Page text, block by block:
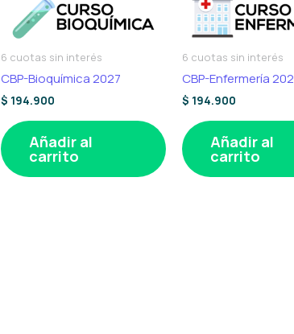
6 cuotas sin interés
CBP-Bioquímica 2027
$ 194.900
Añadir al
carrito
6 cuotas sin interés
CBP-Enfermería
$ 194.900
Añadir al
carrito